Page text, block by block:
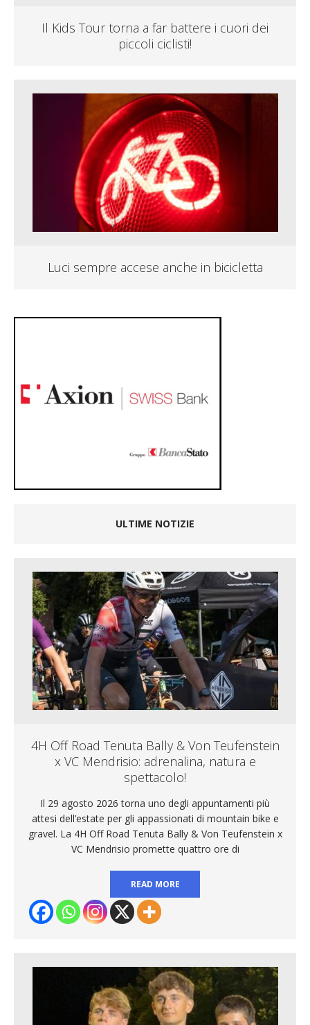
Il Kids Tour torna a far battere i cuori dei
piccoli ciclisti!
Luci sempre accese anche in bicicletta
ULTIME NOTIZIE
4H Off Road Tenuta Bally & Von Teufenstein
x VC Mendrisio: adrenalina, natura e
spettacolo!
Il 29 agosto 2026 torna uno degli appuntamenti più
attesi dell’estate per gli appassionati di mountain bike e
gravel. La 4H Off Road Tenuta Bally & Von Teufenstein x
VC Mendrisio promette quattro ore di
READ MORE